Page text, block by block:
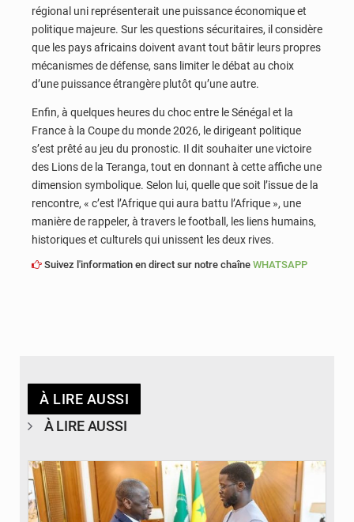
régional uni représenterait une puissance économique et
politique majeure. Sur les questions sécuritaires, il considère
que les pays africains doivent avant tout bâtir leurs propres
mécanismes de défense, sans limiter le débat au choix
d’une puissance étrangère plutôt qu’une autre.
Enfin, à quelques heures du choc entre le Sénégal et la
France à la Coupe du monde 2026, le dirigeant politique
s’est prêté au jeu du pronostic. Il dit souhaiter une victoire
des Lions de la Teranga, tout en donnant à cette affiche une
dimension symbolique. Selon lui, quelle que soit l’issue de la
rencontre, « c’est l’Afrique qui aura battu l’Afrique », une
manière de rappeler, à travers le football, les liens humains,
historiques et culturels qui unissent les deux rives.
Suivez l'information en direct sur notre chaîne WHATSAPP
À LIRE AUSSI
À LIRE AUSSI